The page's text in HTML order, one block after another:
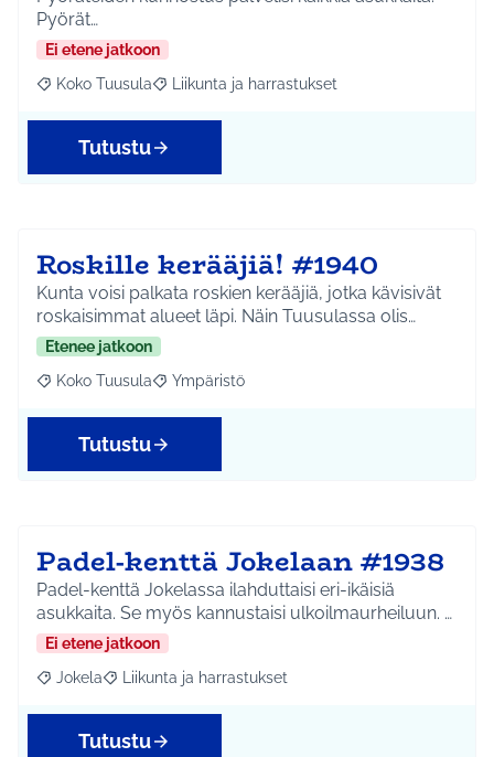
Pyörät…
Ei etene jatkoon
Rajaa tulokset aihepiirin mukaan: Koko Tuusula
Koko Tuusula Rajaa tulokset teeman mukaan: Liikunta ja
Liikunta ja harrastukset
Tutustu
Roskille kerääjiä! #1940
Kunta voisi palkata roskien kerääjiä, jotka kävisivät
roskaisimmat alueet läpi. Näin Tuusulassa olis…
Etenee jatkoon
Rajaa tulokset aihepiirin mukaan: Koko Tuusula
Koko Tuusula Rajaa tulokset teeman mukaan: Ympäristö
Ympäristö
Tutustu
Padel-kenttä Jokelaan #1938
Padel-kenttä Jokelassa ilahduttaisi eri-ikäisiä
asukkaita. Se myös kannustaisi ulkoilmaurheiluun. …
Ei etene jatkoon
Rajaa tulokset aihepiirin mukaan: Jokela
Jokela Rajaa tulokset teeman mukaan: Liikunta ja
Liikunta ja harrastukset
Tutustu